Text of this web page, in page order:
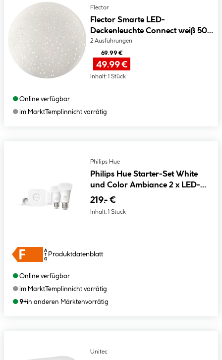
Flector
Flector Smarte LED-
Deckenleuchte Connect weiß 50 x
10 cm
2 Ausführungen
69.99 €
49.99 €
Inhalt: 1 Stück
●Online verfügbar
●im MarktTemplinnicht vorrätig
Philips Hue
Philips Hue Starter-Set White
und Color Ambiance 2 x LED-
Lampe E27 Bridge Dimmschalter
219.- €
Inhalt: 1 Stück
Produktdatenblatt
●Online verfügbar
●im Markt Templinnicht vorrätig
●9+in anderen Märktenvorrätig
Unitec